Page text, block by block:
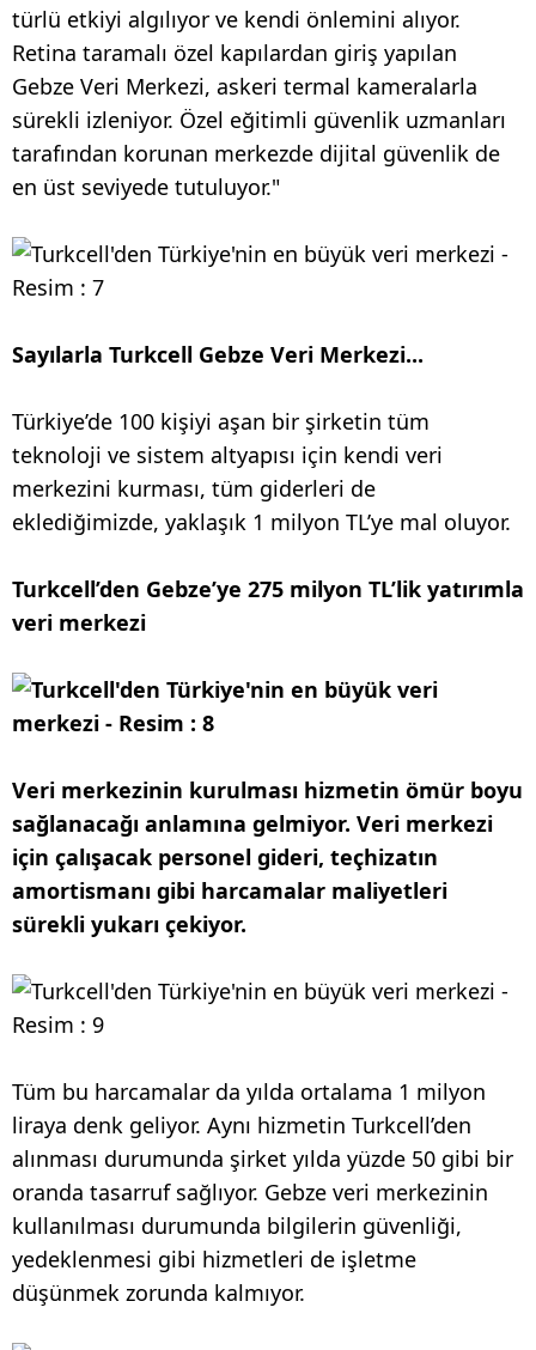
türlü etkiyi algılıyor ve kendi önlemini alıyor.
Retina taramalı özel kapılardan giriş yapılan
Gebze Veri Merkezi, askeri termal kameralarla
sürekli izleniyor. Özel eğitimli güvenlik uzmanları
tarafından korunan merkezde dijital güvenlik de
en üst seviyede tutuluyor."
Sayılarla Turkcell Gebze Veri Merkezi...
Türkiye’de 100 kişiyi aşan bir şirketin tüm
teknoloji ve sistem altyapısı için kendi veri
merkezini kurması, tüm giderleri de
eklediğimizde, yaklaşık 1 milyon TL’ye mal oluyor.
Turkcell’den Gebze’ye 275 milyon TL’lik yatırımla
veri merkezi
Veri merkezinin kurulması hizmetin ömür boyu
sağlanacağı anlamına gelmiyor. Veri merkezi
için çalışacak personel gideri, teçhizatın
amortismanı gibi harcamalar maliyetleri
sürekli yukarı çekiyor.
Tüm bu harcamalar da yılda ortalama 1 milyon
liraya denk geliyor. Aynı hizmetin Turkcell’den
alınması durumunda şirket yılda yüzde 50 gibi bir
oranda tasarruf sağlıyor. Gebze veri merkezinin
kullanılması durumunda bilgilerin güvenliği,
yedeklenmesi gibi hizmetleri de işletme
düşünmek zorunda kalmıyor.